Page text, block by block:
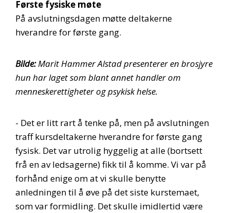
Første fysiske møte
På avslutningsdagen møtte deltakerne
hverandre for første gang.
Bilde:Marit Hammer Alstad presenterer en brosjyre
hun har laget som blant annet handler om
menneskerettigheter og psykisk helse.
- Det er litt rart å tenke på, men på avslutningen
traff kursdeltakerne hverandre for første gang
fysisk. Det var utrolig hyggelig at alle (bortsett
frå en av ledsagerne) fikk til å komme. Vi var på
forhånd enige om at vi skulle benytte
anledningen til å øve på det siste kurstemaet,
som var formidling. Det skulle imidlertid være